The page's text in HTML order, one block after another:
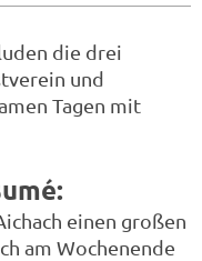
die drei
und
Tagen mit
einen großen
am Wochenende